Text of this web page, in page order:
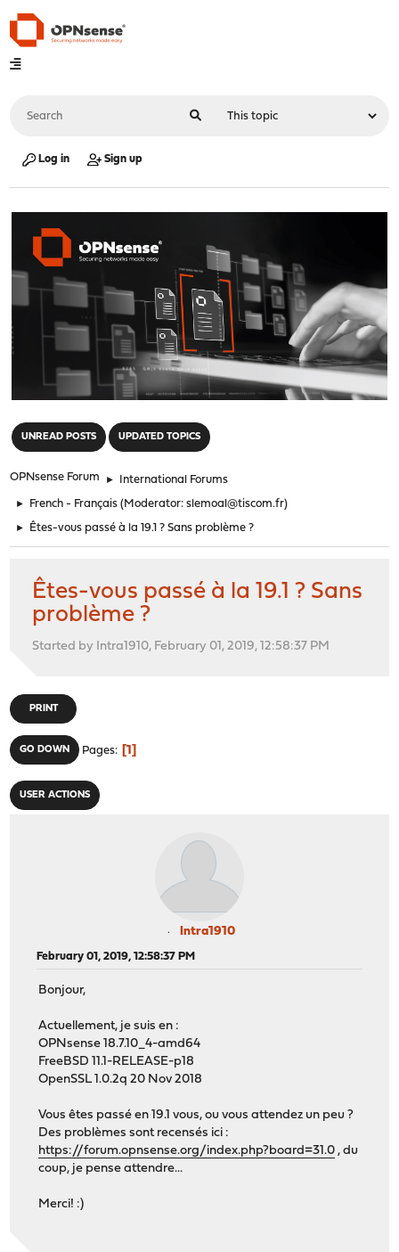
Log in Sign up
UNREAD POSTS UPDATED TOPICS
OPNsense Forum ► International Forums
► French - Français (Moderator:slemoal@tiscom.fr)
► Êtes-vous passé à la 19.1 ? Sans problème ?
Êtes-vous passé à la 19.1 ? Sans
problème ?
Started by Intra1910, February 01, 2019, 12:58:37 PM
PRINT
GO DOWN Pages 1
USER ACTIONS
Intra1910
February 01, 2019, 12:58:37 PM
Bonjour,
Actuellement, je suis en :
OPNsense 18.7.10_4-amd64
FreeBSD 11.1-RELEASE-p18
OpenSSL 1.0.2q 20 Nov 2018
Vous êtes passé en 19.1 vous, ou vous attendez un peu ?
Des problèmes sont recensés ici :
https://forum.opnsense.org/index.php?board=31.0 , du
coup, je pense attendre...
Merci! :)